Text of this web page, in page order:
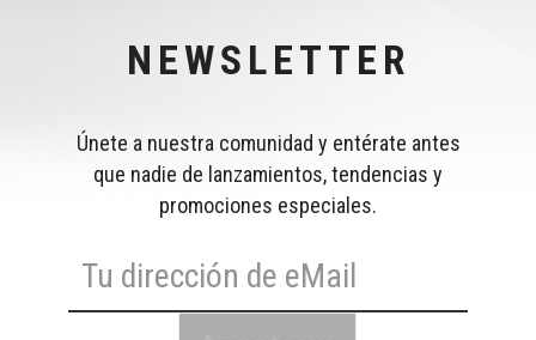
NEWSLETTER
Únete a nuestra comunidad y entérate antes
que nadie de lanzamientos, tendencias y
promociones especiales.